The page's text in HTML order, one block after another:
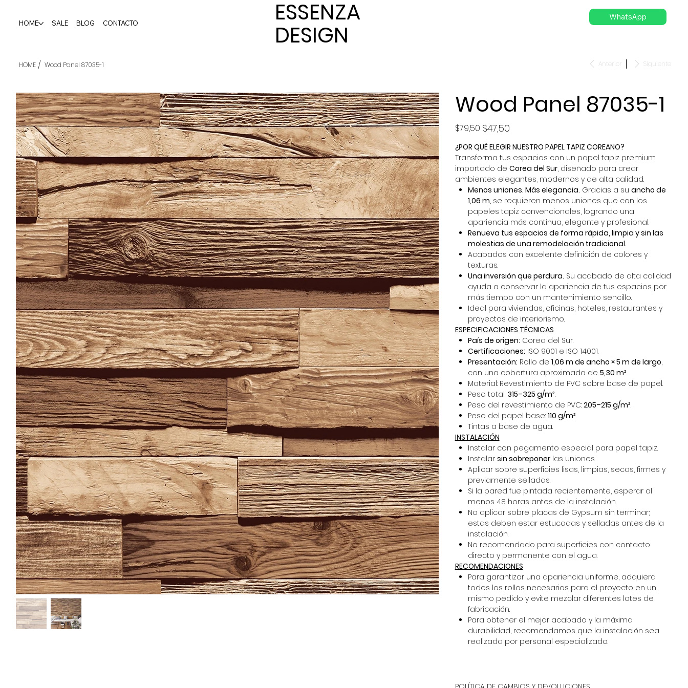
HOME SALE BLOG CONTACTO ESSENZA
DESIGN
WhatsApp
HOME / Wood Panel 87035-1 Anterior Siguiente
Wood Panel 87035-1
Precio
original
$79,50 Precio
de
$47,50
¿POR QUÉ ELEGIR NUESTRO PAPEL TAPIZ COREANO?
Transforma tus espacios con un papel tapiz premium
importado de Corea del Sur, diseñado para crear
ambientes elegantes, modernos y de alta calidad.
Menos uniones. Más elegancia. Gracias a su ancho de
1,06 m, se requieren menos uniones que con los
papeles tapiz convencionales, logrando una
apariencia más continua, elegante y profesional.
Renueva tus espacios de forma rápida, limpia y sin las
molestias de una remodelación tradicional.
Acabados con excelente definición de colores y
texturas.
Una inversión que perdura. Su acabado de alta calidad
ayuda a conservar la apariencia de tus espacios por
más tiempo con un mantenimiento sencillo.
Ideal para viviendas, oficinas, hoteles, restaurantes y
proyectos de interiorismo.
ESPECIFICACIONES TÉCNICAS
País de origen: Corea del Sur.
Certificaciones: ISO 9001 e ISO 14001.
Presentación: Rollo de 1,06 m de ancho × 5 m de largo,
con una cobertura aproximada de 5,30 m².
Material: Revestimiento de PVC sobre base de papel.
Peso total: 315–325 g/m².
Peso del revestimiento de PVC: 205–215 g/m².
Peso del papel base: 110 g/m².
Tintas a base de agua.
INSTALACIÓN
Instalar con pegamento especial para papel tapiz.
Instalar sin sobreponerlas uniones.
Aplicar sobre superficies lisas, limpias, secas, firmes y
previamente selladas.
Si la pared fue pintada recientemente, esperar al
menos 48 horas antes de la instalación.
No aplicar sobre placas de Gypsum sin terminar;
estas deben estar estucadas y selladas antes de la
instalación.
No recomendado para superficies con contacto
directo y permanente con el agua.
RECOMENDACIONES
Para garantizar una apariencia uniforme, adquiera
todos los rollos necesarios para el proyecto en un
mismo pedido y evite mezclar diferentes lotes de
fabricación.
Para obtener el mejor acabado y la máxima
durabilidad, recomendamos que la instalación sea
realizada por personal especializado.